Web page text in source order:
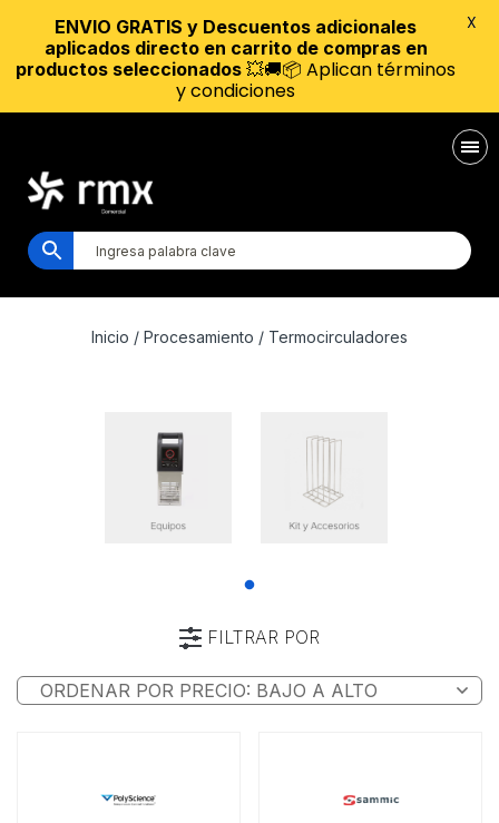
Inicio / Procesamiento / Termocirculadores
FILTRAR POR
Categoría
ENVIO GRATIS y Descuentos adicionales
aplicados directo en carrito de compras en
productos seleccionados 💥🚚📦 Aplican términos
y condiciones
X